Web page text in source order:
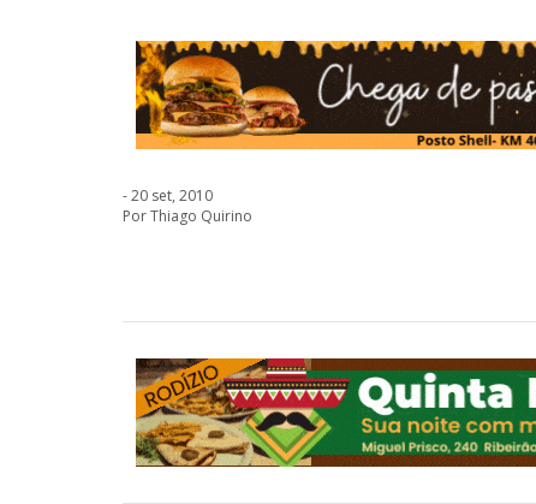
- 20 set, 2010
Por Thiago Quirino